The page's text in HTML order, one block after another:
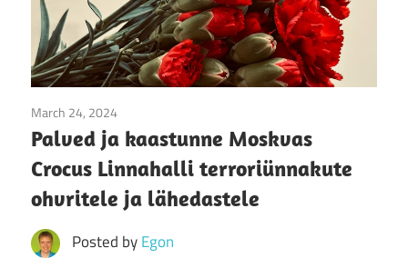
March 24, 2024
Palved ja kaastunne Moskvas
Crocus Linnahalli terroriünnakute
ohvritele ja lähedastele
Posted byEgon